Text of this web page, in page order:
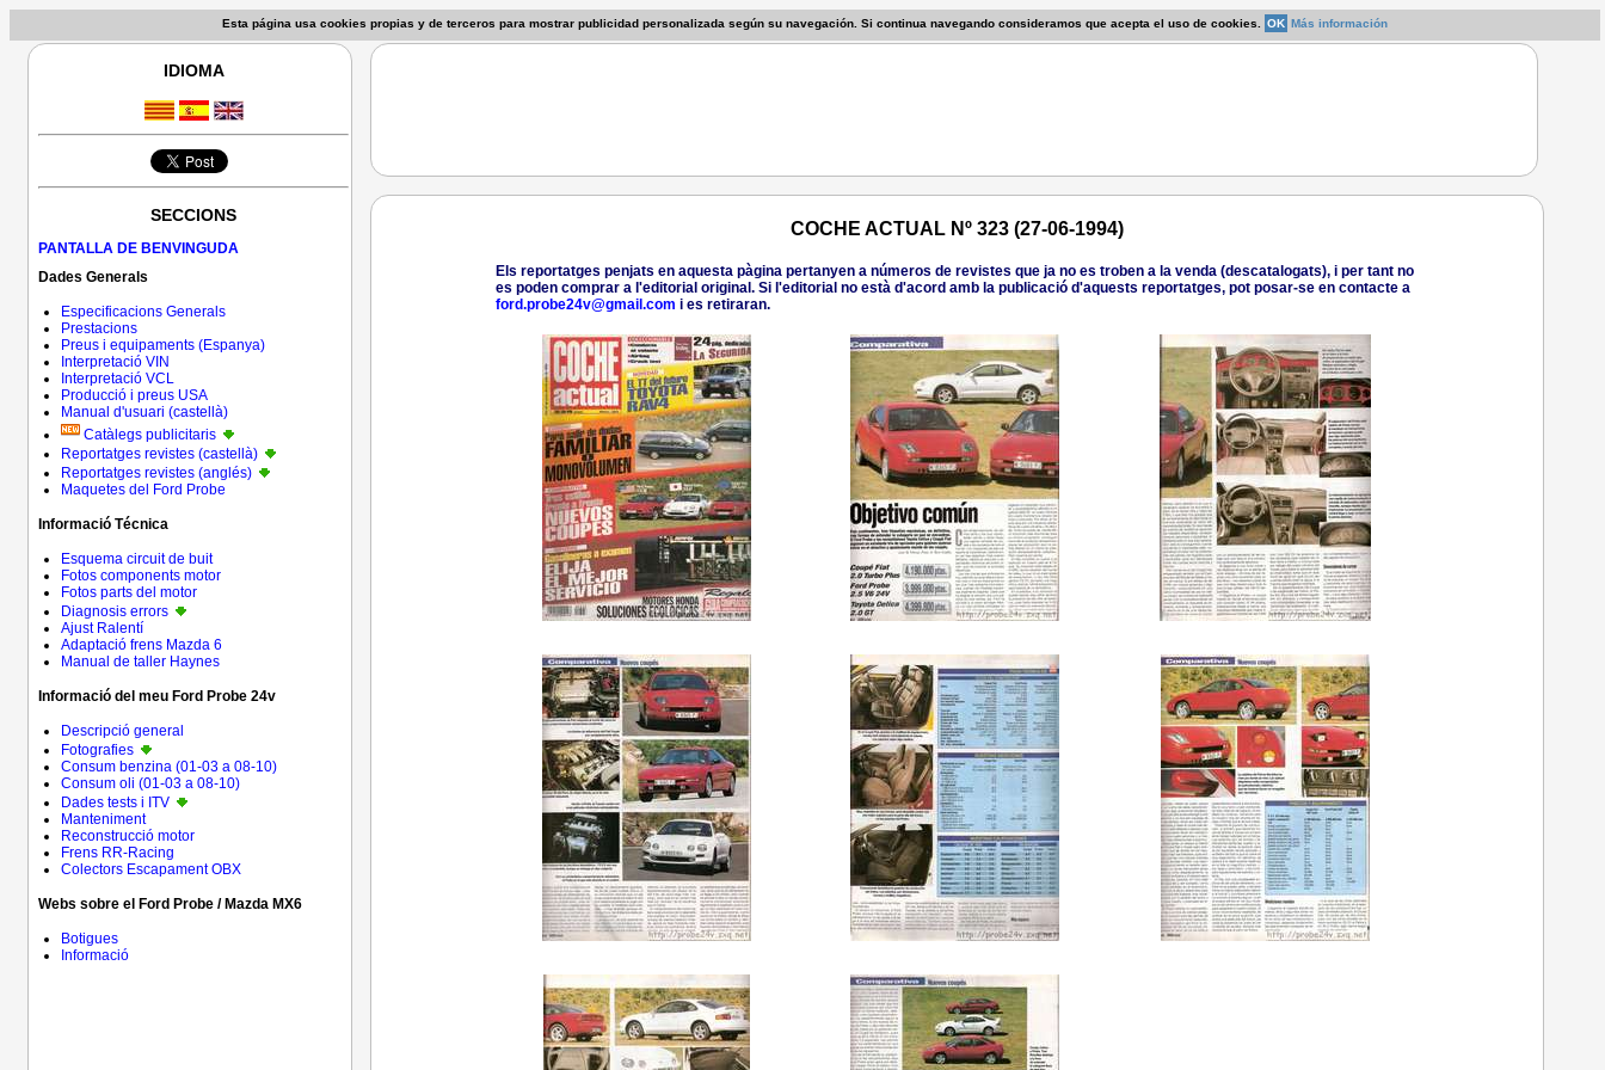
Esta página usa cookies propias y de terceros para mostrar publicidad personalizada según su navegación. Si continua navegando consideramos que acepta el uso de cookies. OK Más información
IDIOMA
SECCIONS
PANTALLA DE BENVINGUDA
Dades Generals
Especificacions Generals
Prestacions
Preus i equipaments (Espanya)
Interpretació VIN
Interpretació VCL
Producció i preus USA
Manual d'usuari (castellà)
Catàlegs publicitaris
Reportatges revistes (castellà)
Reportatges revistes (anglés)
Maquetes del Ford Probe
Informació Técnica
Esquema circuit de buit
Fotos components motor
Fotos parts del motor
Diagnosis errors
Ajust Ralentí
Adaptació frens Mazda 6
Manual de taller Haynes
Informació del meu Ford Probe 24v
Descripció general
Fotografies
Consum benzina (01-03 a 08-10)
Consum oli (01-03 a 08-10)
Dades tests i ITV
Manteniment
Reconstrucció motor
Frens RR-Racing
Colectors Escapament OBX
Webs sobre el Ford Probe / Mazda MX6
Botigues
Informació
COCHE ACTUAL Nº 323 (27-06-1994)
Els reportatges penjats en aquesta pàgina pertanyen a números de revistes que ja no es troben a la venda (descatalogats), i per tant no
es poden comprar a l'editorial original. Si l'editorial no està d'acord amb la publicació d'aquests reportatges, pot posar-se en contacte a
ford.probe24v@gmail.com i es retiraran.